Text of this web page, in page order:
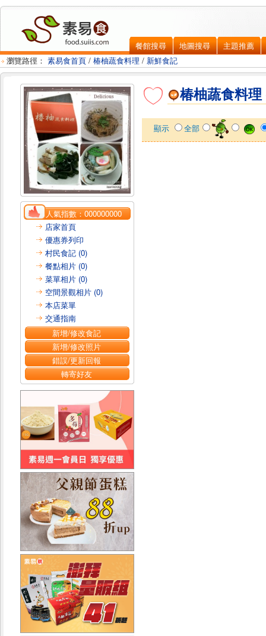
餐館搜尋 地圖搜尋
主題推薦
瀏覽路徑： 素易食首頁 / 椿柚蔬食料理 / 新鮮食記
人氣指數：000000000
店家首頁
優惠券列印
村民食記 (0)
餐點相片 (0)
菜單相片 (0)
空間景觀相片 (0)
本店菜單
交通指南
新增/修改食記
新增/修改照片
錯誤/更新回報
轉寄好友
椿柚蔬食料理
顯示 全部